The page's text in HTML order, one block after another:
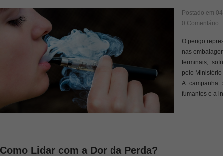
Postado em
0 Comentário
O perigo
nas
terminais,
pelo
A
fumantes e a
Como Lidar com a Dor da Perda?